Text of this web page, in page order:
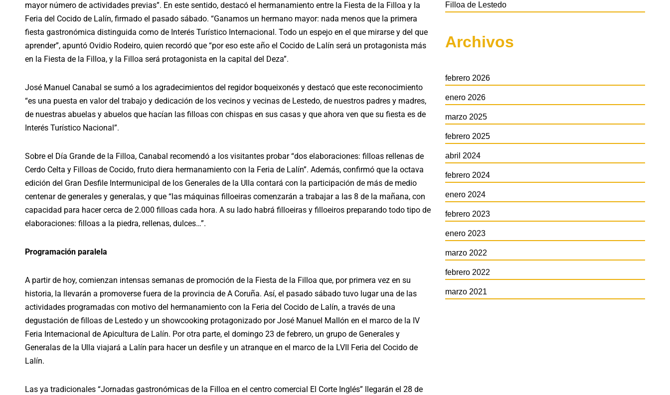
mayor número de actividades previas”. En este sentido, destacó el hermanamiento entre la Fiesta de la Filloa y la
Feria del Cocido de Lalín, firmado el pasado sábado. “Ganamos un hermano mayor: nada menos que la primera
fiesta gastronómica distinguida como de Interés Turístico Internacional. Todo un espejo en el que mirarse y del que
aprender”, apuntó Ovidio Rodeiro, quien recordó que “por eso este año el Cocido de Lalín será un protagonista más
en la Fiesta de la Filloa, y la Filloa será protagonista en la capital del Deza”.
José Manuel Canabal se sumó a los agradecimientos del regidor boqueixonés y destacó que este reconocimiento
“es una puesta en valor del trabajo y dedicación de los vecinos y vecinas de Lestedo, de nuestros padres y madres,
de nuestras abuelas y abuelos que hacían las filloas con chispas en sus casas y que ahora ven que su fiesta es de
Interés Turístico Nacional”.
Sobre el Día Grande de la Filloa, Canabal recomendó a los visitantes probar “dos elaboraciones: filloas rellenas de
Cerdo Celta y Filloas de Cocido, fruto diera hermanamiento con la Feria de Lalín”. Además, confirmó que la octava
edición del Gran Desfile Intermunicipal de los Generales de la Ulla contará con la participación de más de medio
centenar de generales y generalas, y que “las máquinas filloeiras comenzarán a trabajar a las 8 de la mañana, con
capacidad para hacer cerca de 2.000 filloas cada hora. A su lado habrá filloeiras y filloeiros preparando todo tipo de
elaboraciones: filloas a la piedra, rellenas, dulces…”.
Programación paralela
A partir de hoy, comienzan intensas semanas de promoción de la Fiesta de la Filloa que, por primera vez en su
historia, la llevarán a promoverse fuera de la provincia de A Coruña. Así, el pasado sábado tuvo lugar una de las
actividades programadas con motivo del hermanamiento con la Feria del Cocido de Lalín, a través de una
degustación de filloas de Lestedo y un showcooking protagonizado por José Manuel Mallón en el marco de la IV
Feria Internacional de Apicultura de Lalín. Por otra parte, el domingo 23 de febrero, un grupo de Generales y
Generalas de la Ulla viajará a Lalín para hacer un desfile y un atranque en el marco de la LVII Feria del Cocido de
Lalín.
Las ya tradicionales “Jornadas gastronómicas de la Filloa en el centro comercial El Corte Inglés” llegarán el 28 de
Filloa de Lestedo
Archivos
febrero 2026
enero 2026
marzo 2025
febrero 2025
abril 2024
febrero 2024
enero 2024
febrero 2023
enero 2023
marzo 2022
febrero 2022
marzo 2021